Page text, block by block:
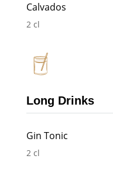
Calvados
2 cl
Long Drinks
Gin Tonic
2 cl